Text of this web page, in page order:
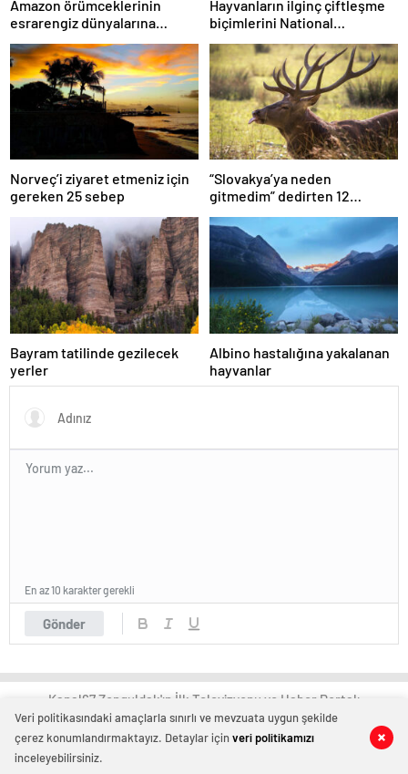
0 0
Amazon örümceklerinin
esrarengiz dünyalarına
gitmeye hazır olun.
Hayvanların ilginç çiftleşme
biçimlerini National
Geographic görüntüledi.
Norveç’i ziyaret etmeniz için
gereken 25 sebep
“Slovakya’ya neden
gitmedim” dedirten 12
fotoğraf
Bayram tatilinde gezilecek
yerler
Albino hastalığına yakalanan
hayvanlar
Gönder
En az 10 karakter gerekli
Kanal67 Zonguldak'ın İlk Televizyonu ve Haber Portalı
Veri politikasındaki amaçlarla sınırlı ve mevzuata uygun şekilde
çerez konumlandırmaktayız. Detaylar içinveri politikamızı
inceleyebilirsiniz.